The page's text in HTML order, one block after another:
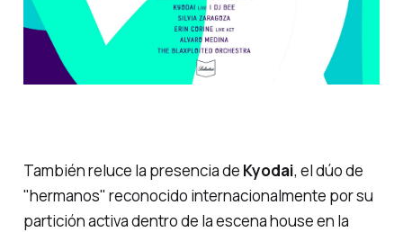
También reluce la presencia de Kyodai, el dúo de
"hermanos" reconocido internacionalmente por su
partición activa dentro de la escena house en la